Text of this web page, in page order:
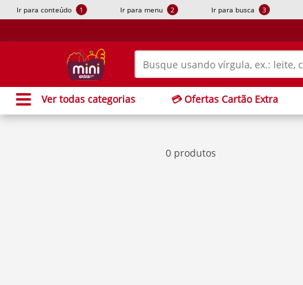
Ir para conteúdo 1 Ir para menu 2 Ir para busca 3
Ver todas categorias 💳 Ofertas Cartão Extra
0 produtos